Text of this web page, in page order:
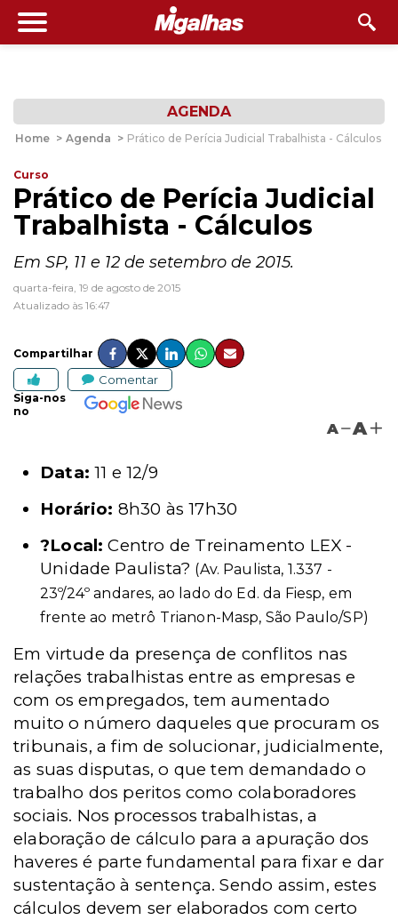
AGENDA
Home > Agenda > Prático de Perícia Judicial Trabalhista - Cálculos
Curso
Prático de Perícia Judicial
Trabalhista - Cálculos
Em SP, 11 e 12 de setembro de 2015.
quarta-feira, 19 de agosto de 2015
Atualizado às 16:47
Compartilhar
Comentar
Siga-nos
no
A A
Data: 11 e 12/9
Horário: 8h30 às 17h30
?Local: Centro de Treinamento LEX -
Unidade Paulista? (Av. Paulista, 1.337 -
23º/24º andares, ao lado do Ed. da Fiesp, em
frente ao metrô Trianon-Masp, São Paulo/SP)
Em virtude da presença de conflitos nas
relações trabalhistas entre as empresas e
com os empregados, tem aumentado
muito o número daqueles que procuram os
tribunais, a fim de solucionar, judicialmente,
as suas disputas, o que tem demandado o
trabalho dos peritos como colaboradores
sociais. Nos processos trabalhistas, a
elaboração de cálculo para a apuração dos
haveres é parte fundamental para fixar e dar
sustentação à sentença. Sendo assim, estes
cálculos devem ser elaborados com certo